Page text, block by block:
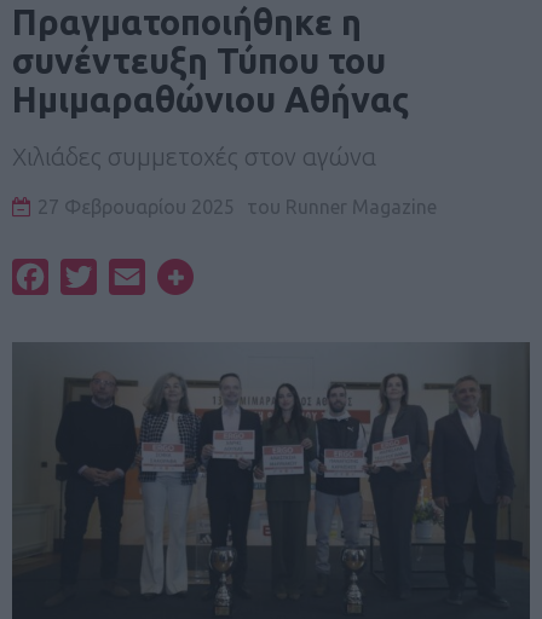
Πραγματοποιήθηκε η
συνέντευξη Τύπου του
Ημιμαραθώνιου Αθήνας
Χιλιάδες συμμετοχές στον αγώνα
27 Φεβρουαρίου 2025 του Runner Magazine
FacebookTwitterEmail